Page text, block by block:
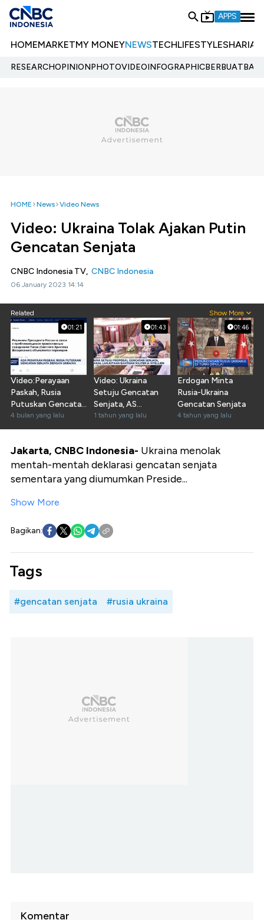
APPS
HOMEMARKETMY MONEYNEWSTECHLIFESTYLESHARIA
RESEARCHOPINIONPHOTOVIDEOINFOGRAPHIC
HOME News Video News
Video: Ukraina Tolak Ajakan Putin
Gencatan Senjata
CNBC Indonesia TV, CNBC Indonesia
06 January 2023 14:14
Related Show More
01:21
Video:Perayaan
Paskah, Rusia
Putuskan Gencatan
Senjata Dengan
Ukraina
4 bulan yang lalu
01:43
Video: Ukraina
Setuju Gencatan
Senjata, AS
Lanjutkan Bantuan
Militer
1 tahun yang lalu
01:46
Erdogan Minta
Rusia-Ukraina
Gencatan Senjata
4 tahun yang lalu
Jakarta, CNBC Indonesia- Ukraina menolak
mentah-mentah deklarasi gencatan senjata
sementara yang diumumkan Preside...
Show More
Bagikan:
Tags
#gencatan senjata #rusia ukraina
Komentar